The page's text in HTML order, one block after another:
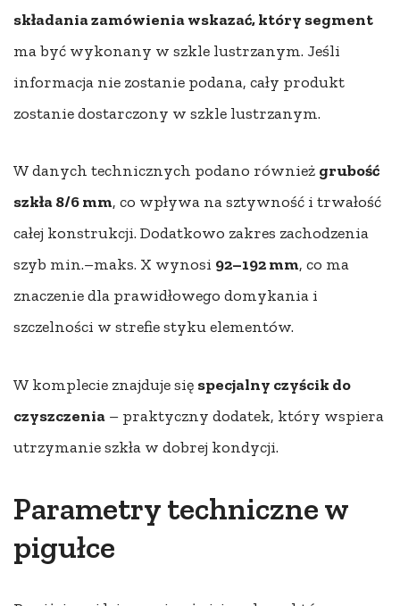
składania zamówienia wskazać, który segment
ma być wykonany w szkle lustrzanym. Jeśli
informacja nie zostanie podana, cały produkt
zostanie dostarczony w szkle lustrzanym.
W danych technicznych podano również grubość
szkła 8/6 mm, co wpływa na sztywność i trwałość
całej konstrukcji. Dodatkowo zakres zachodzenia
szyb min.–maks. X wynosi 92–192 mm, co ma
znaczenie dla prawidłowego domykania i
szczelności w strefie styku elementów.
W komplecie znajduje się specjalny czyścik do
czyszczenia – praktyczny dodatek, który wspiera
utrzymanie szkła w dobrej kondycji.
Parametry techniczne w
pigułce